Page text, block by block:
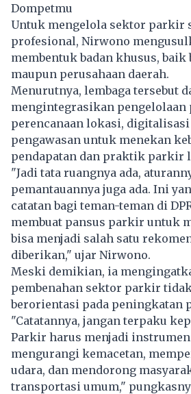
Dompetmu
Untuk mengelola sektor parkir
profesional, Nirwono
membentuk badan khusus, baik
maupun perusahaan daerah.
Menurutnya, lembaga tersebut
mengintegrasikan
perencanaan lokasi,
pengawasan untuk menekan
pendapatan dan praktik parkir
"Jadi tata ruangnya ada,
pemantauannya juga ada. Ini
catatan bagi teman-teman di
membuat pansus parkir untuk
bisa menjadi salah satu
diberikan," ujar Nirwono.
Meski demikian, ia
pembenahan sektor parkir
berorientasi pada peningkatan
"Catatannya, jangan terpaku
Parkir harus menjadi
mengurangi kemacetan,
udara, dan mendorong
transportasi umum,"